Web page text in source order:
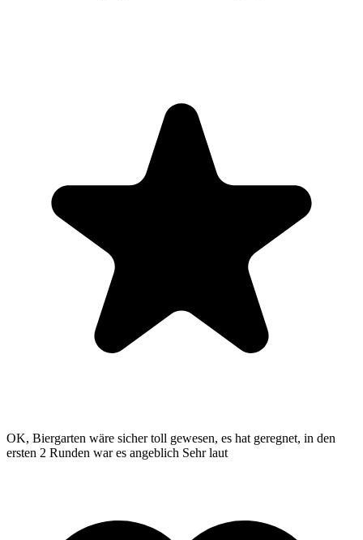
OK, Biergarten wäre sicher toll gewesen, es hat geregnet, in den
ersten 2 Runden war es angeblich Sehr laut